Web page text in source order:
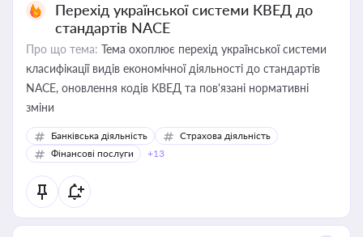
Перехід української системи КВЕД до
стандартів NACE
Про що тема: Тема охоплює перехід української системи
класифікації видів економічної діяльності до стандартів
NACE, оновлення кодів КВЕД та пов'язані нормативні
зміни
Банківська діяльність
Страхова діяльність
Фінансові послуги
+13